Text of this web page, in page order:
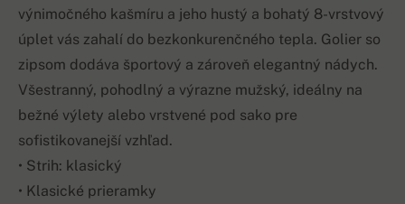
výnimočného kašmíru a jeho hustý a bohatý 8-vrstvový
úplet vás zahalí do bezkonkurenčného tepla. Golier so
zipsom dodáva športový a zároveň elegantný nádych.
Všestranný, pohodlný a výrazne mužský, ideálny na
bežné výlety alebo vrstvené pod sako pre
sofistikovanejší vzhľad.
• Strih: klasický
• Klasické prieramky